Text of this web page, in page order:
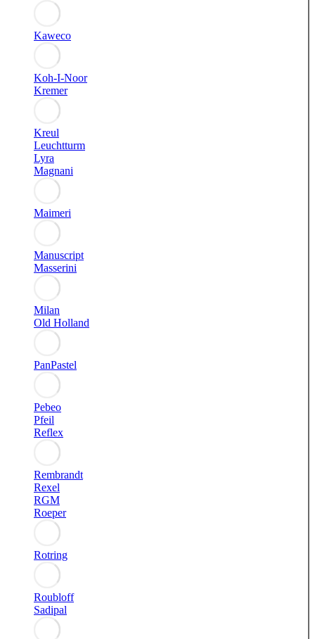
Kaweco
Koh-I-Noor
Kremer
Kreul
Leuchtturm
Lyra
Magnani
Maimeri
Manuscript
Masserini
Milan
Old Holland
PanPastel
Pebeo
Pfeil
Reflex
Rembrandt
Rexel
RGM
Roeper
Rotring
Roubloff
Sadipal